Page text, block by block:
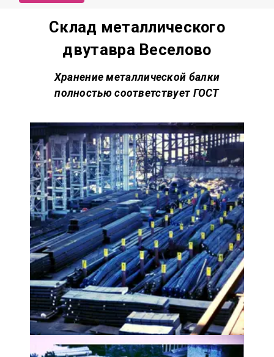
Склад металлического
двутавра Веселово
Хранение металлической балки
полностью соответствует ГОСТ